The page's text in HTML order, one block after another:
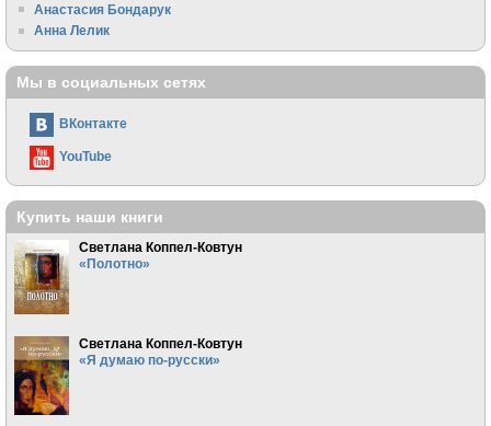
Анастасия Бондарук
Анна Лелик
Мы в социальных сетях
ВКонтакте
YouTube
Купить наши книги
Светлана Коппел-Ковтун
«Полотно»
Светлана Коппел-Ковтун
«Я думаю по-русски»